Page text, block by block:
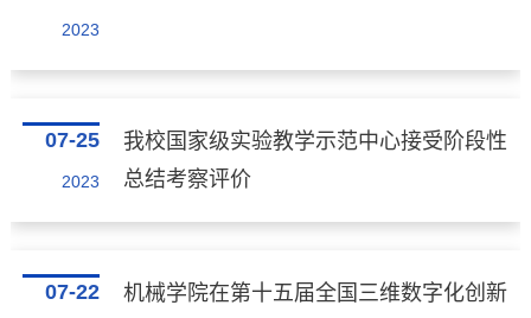
2023
07-25
2023
我校国家级实验教学示范中心接受阶段性
总结考察评价
07-22
机械学院在第十五届全国三维数字化创新